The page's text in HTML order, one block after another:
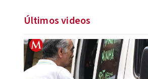
Últimos videos